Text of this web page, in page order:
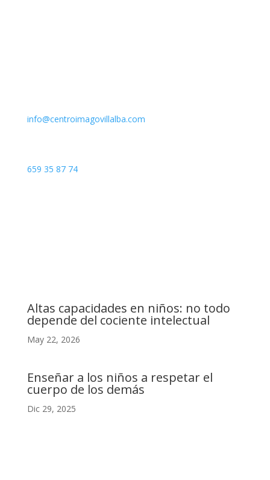
info@centroimagovillalba.com
659 35 87 74
Altas capacidades en niños: no todo
depende del cociente intelectual
May 22, 2026
Enseñar a los niños a respetar el
cuerpo de los demás
Dic 29, 2025